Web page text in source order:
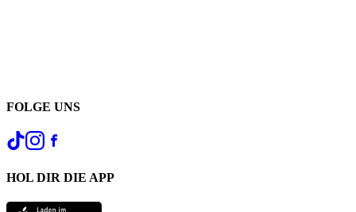
FOLGE UNS
HOL DIR DIE APP